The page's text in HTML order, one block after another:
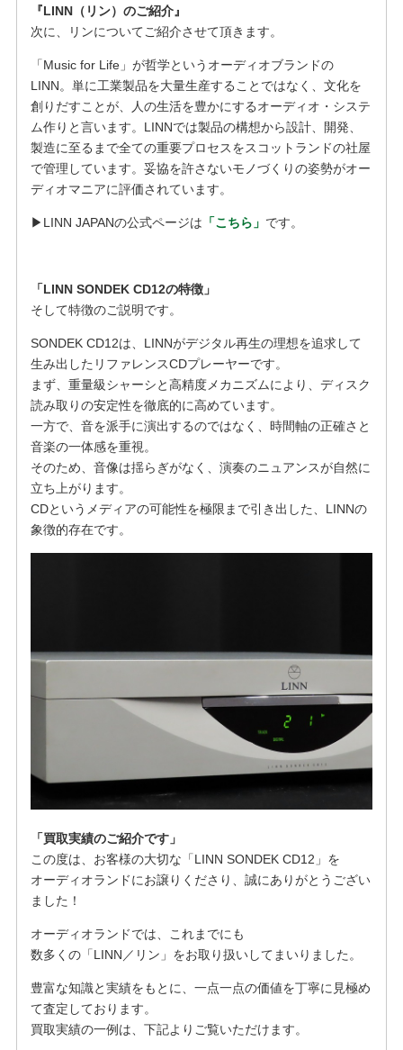
『LINN（リン）のご紹介』
次に、リンについてご紹介させて頂きます。
「Music for Life」が哲学というオーディオブランドの
LINN。単に工業製品を大量生産することではなく、文化を
創りだすことが、人の生活を豊かにするオーディオ・システ
ム作りと言います。LINNでは製品の構想から設計、開発、
製造に至るまで全ての重要プロセスをスコットランドの社屋
で管理しています。妥協を許さないモノづくりの姿勢がオー
ディオマニアに評価されています。
▶︎LINN JAPANの公式ページは 「こちら」 です。
「LINN SONDEK CD12の特徴」
そして特徴のご説明です。
SONDEK CD12は、LINNがデジタル再生の理想を追求して
生み出したリファレンスCDプレーヤーです。
まず、重量級シャーシと高精度メカニズムにより、ディスク
読み取りの安定性を徹底的に高めています。
一方で、音を派手に演出するのではなく、時間軸の正確さと
音楽の一体感を重視。
そのため、音像は揺らぎがなく、演奏のニュアンスが自然に
立ち上がります。
CDというメディアの可能性を極限まで引き出した、LINNの
象徴的存在です。
「買取実績のご紹介です」
この度は、お客様の大切な「LINN SONDEK CD12」を
オーディオランドにお譲りくださり、誠にありがとうござい
ました！
オーディオランドでは、これまでにも
数多くの「LINN／リン」をお取り扱いしてまいりました。
豊富な知識と実績をもとに、一点一点の価値を丁寧に見極め
て査定しております。
買取実績の一例は、下記よりご覧いただけます。